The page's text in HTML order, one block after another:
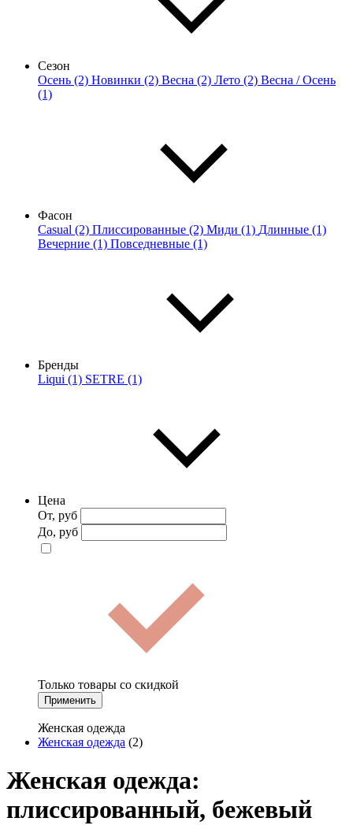
Сезон
Осень (2) Новинки (2) Весна (2) Лето (2) Весна / Осень
(1)
Фасон
Casual (2) Плиссированные (2) Миди (1) Длинные (1)
Вечерние (1) Повседневные (1)
Бренды
Liqui (1) SETRE (1)
Цена
От, руб
До, руб
Только товары со скидкой
Применить
Женская одежда
Женская одежда (2)
Женская одежда:
плиссированный, бежевый